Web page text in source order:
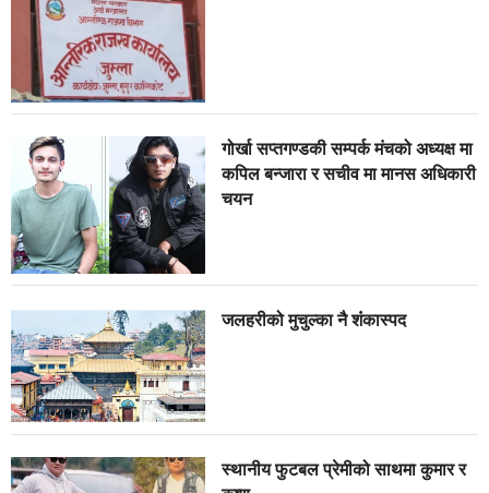
गोर्खा सप्तगण्डकी सम्पर्क मंचको अध्यक्ष मा
कपिल बन्जारा र सचीव मा मानस अधिकारी
चयन
जलहरीको मुचुल्का नै शंंकास्पद
स्थानीय फुटबल प्रेमीको साथमा कुमार र